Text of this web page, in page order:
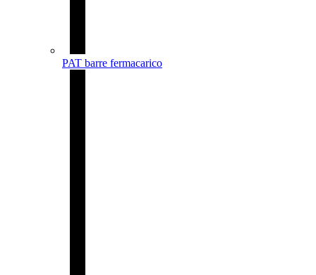
PAT barre fermacarico